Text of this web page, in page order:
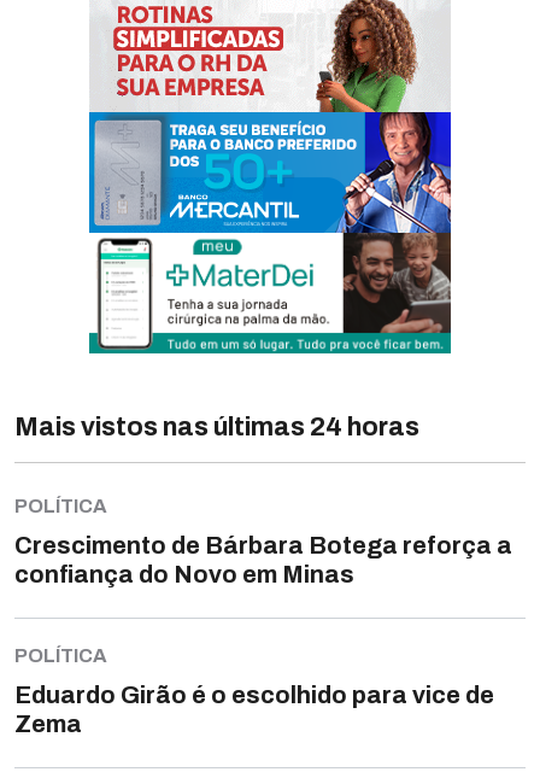
Mais vistos nas últimas 24 horas
POLÍTICA
Crescimento de Bárbara Botega reforça a
confiança do Novo em Minas
POLÍTICA
Eduardo Girão é o escolhido para vice de
Zema